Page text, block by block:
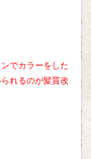
でカラーをした
れるのが髪質改